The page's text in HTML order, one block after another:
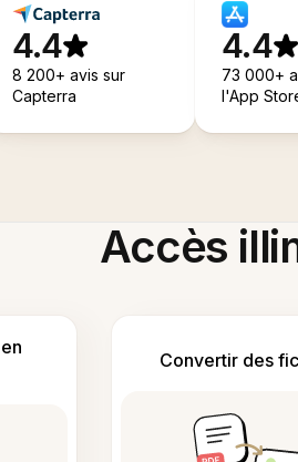
4.4
8 200+ avis sur
Capterra
4.4
73 000+
l'App
Accès
Convertir des